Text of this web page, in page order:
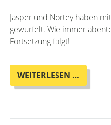
Jasper und Nortey haben
gewürfelt. Wie immer
Fortsetzung folgt!
WEITERLESEN …
OHNE
LEER.